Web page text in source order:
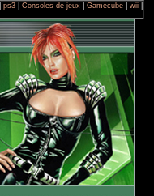
ps3| Consoles de jeux| Gamecube| wii|